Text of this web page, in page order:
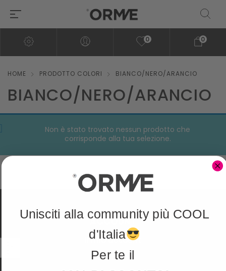
0 0
HOME PRODOTTO COLORI BIANCO/NERO/ARANCIO
BIANCO/NERO/ARANCIO
Non è stato trovato nessun prodotto che
corrisponde alla tua selezione.
ACCOUNT
Il mio account
Wishlist
Unisciti alla community più COOL
d'Italia
Per te il